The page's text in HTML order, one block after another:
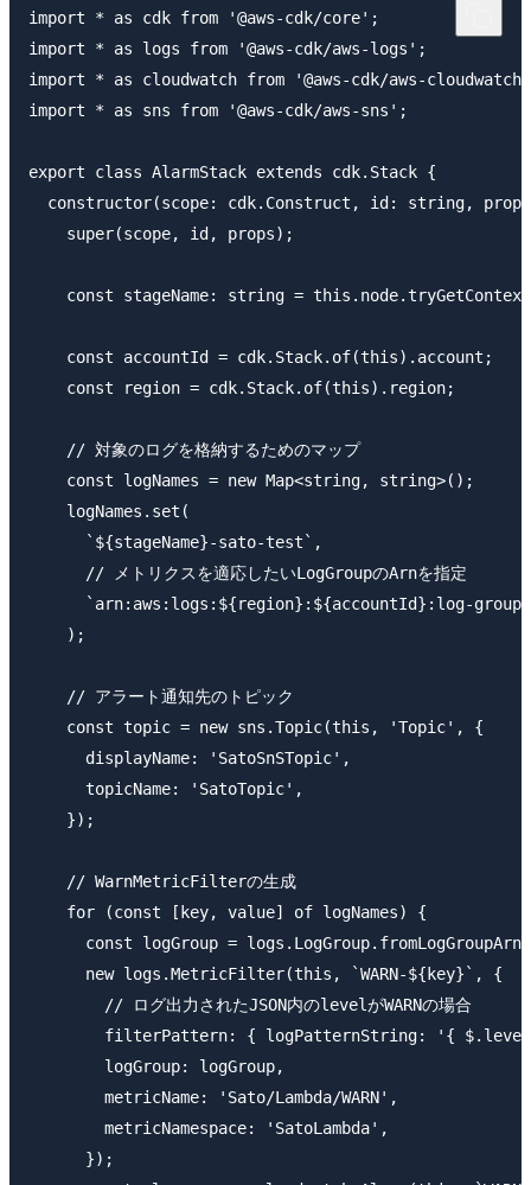
import * as cdk from '@aws-cdk/core';
import * as logs from '@aws-cdk/aws-logs';
import * as cloudwatch from '@aws-cdk/aws-
import * as sns from '@aws-cdk/aws-sns';
export class AlarmStack extends cdk.Stack {
constructor(scope: cdk.Construct, id: string,
    super(scope, id, props);
const stageName: string =
    const accountId = cdk.Stack.of(this).account;
    const region = cdk.Stack.of(this).region;
    // 対象のログを格納するためのマップ
    const logNames = new Map<string, string>();
    logNames.set(
      `${stageName}-sato-test`,
      // メトリクスを適応したいLogGroupのArnを指定
`arn:aws:logs:${region}:${accountId}:log-
    );
    // アラート通知先のトピック
    const topic = new sns.Topic(this, 'Topic', {
      displayName: 'SatoSnSTopic',
      topicName: 'SatoTopic',
    });
    // WarnMetricFilterの生成
    for (const [key, value] of logNames) {
const logGroup =
      new logs.MetricFilter(this, `WARN-${key}`, {
        // ログ出力されたJSON内のlevelがWARNの場合
filterPattern: { logPatternString: '{
        logGroup: logGroup,
        metricName: 'Sato/Lambda/WARN',
        metricNamespace: 'SatoLambda',
      });